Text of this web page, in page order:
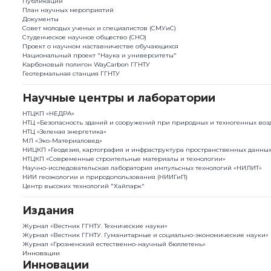
План научныx мероприятий
Документы
Совет молодых ученых и специалистов (СМУиС)
Студенческое научное общество (СНО)
Проект о научном наставничестве обучающихся
Национальный проект "Наука и университеты"
Карбоновый полигон WayCarbon ГГНТУ
Геотермальная станция ГГНТУ
Научные центры и лаборатории
НТЦКП «НЕДРА»
НТЦ «Безопасность зданий и сооружений при природных и техногенных
НТЦ «Зеленая энергетика»
МЛ «Эко-Материаловед»
НИЦКП «Геодезия, картография и инфраструктура пространственных
НТЦКП «Современные строительные материалы и технологии»
Научно-исследовательская лаборатория импульсных технологий «НИЛИТ»
НИИ геоэкологии и природопользования (НИИГиП)
Центр высоких технологий "Хайпарк"
Издания
Журнал «Вестник ГГНТУ. Технические науки»
Журнал «Вестник ГГНТУ. Гуманитарные и социально-экономические науки»
Журнал «Грозненский естественно-научный бюллетень»
Инновации
Инновации